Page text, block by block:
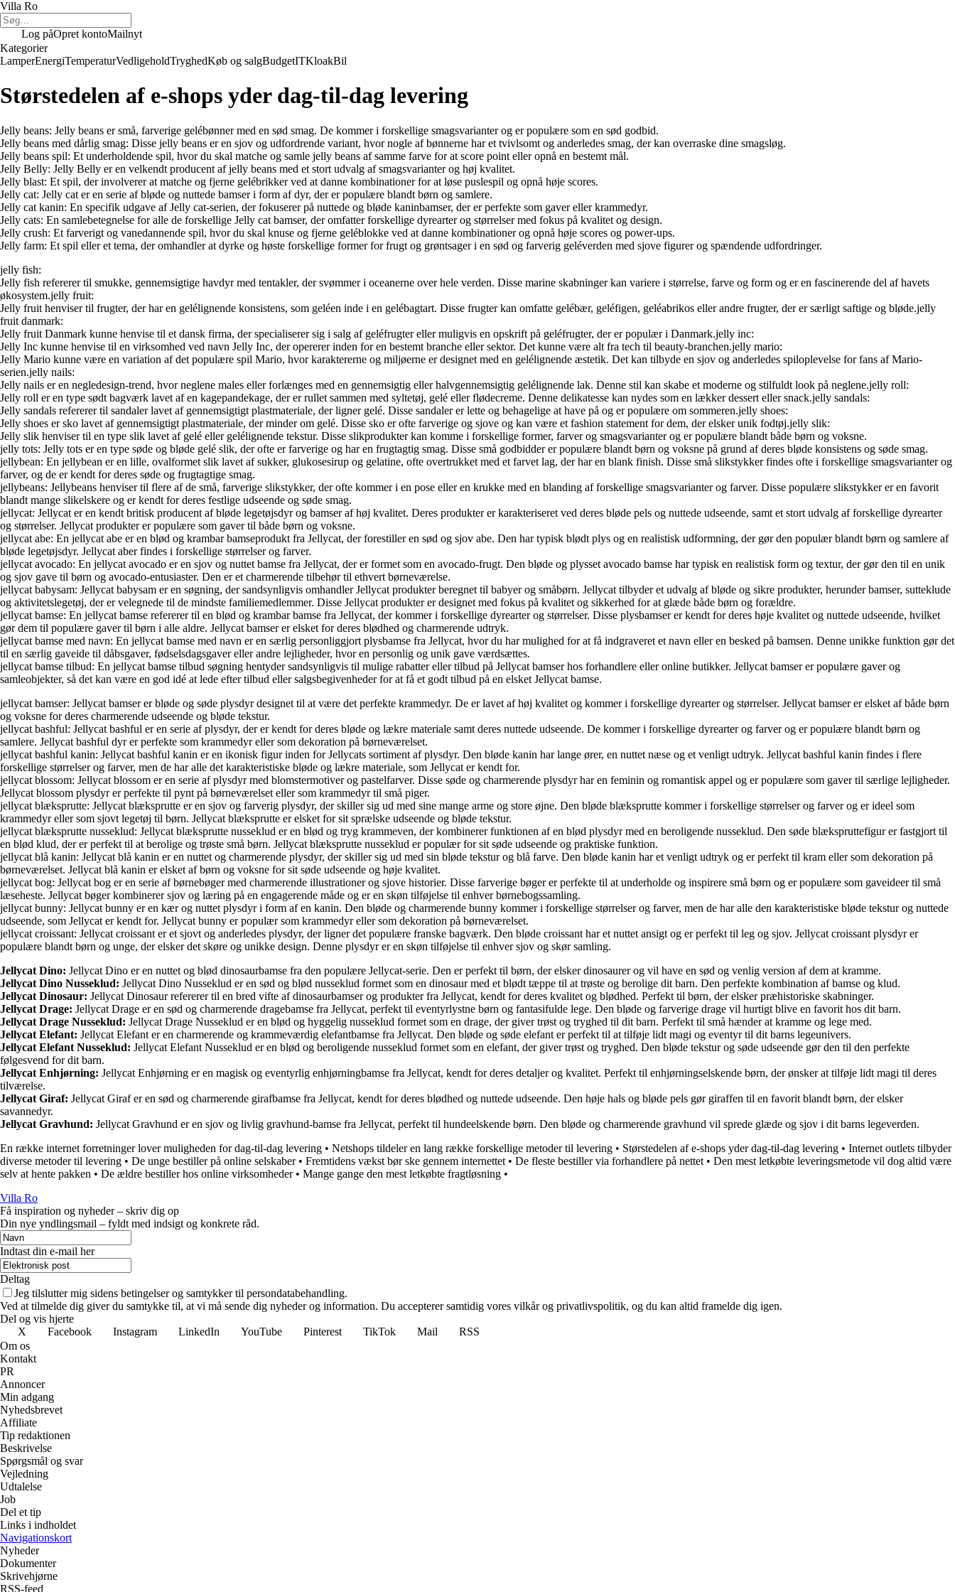
Villa Ro
Log påOpret kontoMailnyt
Kategorier
LamperEnergiTemperaturVedligeholdTryghedKøb og salgBudgetITKloakBil
Størstedelen af e-shops yder dag-til-dag levering
Jelly beans: Jelly beans er små, farverige gelébønner med en sød smag. De kommer i forskellige smagsvarianter og er populære som en sød godbid.
Jelly beans med dårlig smag: Disse jelly beans er en sjov og udfordrende variant, hvor nogle af bønnerne har et tvivlsomt og anderledes smag, der kan overraske dine smagsløg.
Jelly beans spil: Et underholdende spil, hvor du skal matche og samle jelly beans af samme farve for at score point eller opnå en bestemt mål.
Jelly Belly: Jelly Belly er en velkendt producent af jelly beans med et stort udvalg af smagsvarianter og høj kvalitet.
Jelly blast: Et spil, der involverer at matche og fjerne gelébrikker ved at danne kombinationer for at løse puslespil og opnå høje scores.
Jelly cat: Jelly cat er en serie af bløde og nuttede bamser i form af dyr, der er populære blandt børn og samlere.
Jelly cat kanin: En specifik udgave af Jelly cat-serien, der fokuserer på nuttede og bløde kaninbamser, der er perfekte som gaver eller krammedyr.
Jelly cats: En samlebetegnelse for alle de forskellige Jelly cat bamser, der omfatter forskellige dyrearter og størrelser med fokus på kvalitet og design.
Jelly crush: Et farverigt og vanedannende spil, hvor du skal knuse og fjerne geléblokke ved at danne kombinationer og opnå høje scores og power-ups.
Jelly farm: Et spil eller et tema, der omhandler at dyrke og høste forskellige former for frugt og grøntsager i en sød og farverig geléverden med sjove figurer og spændende udfordringer.
jelly fish:
Jelly fish refererer til smukke, gennemsigtige havdyr med tentakler, der svømmer i oceanerne over hele verden. Disse marine skabninger kan variere i størrelse, farve og form og er en fascinerende del af havets
økosystem.jelly fruit:
Jelly fruit henviser til frugter, der har en gelélignende konsistens, som geléen inde i en gelébagtart. Disse frugter kan omfatte gelébær, geléfigen, geléabrikos eller andre frugter, der er særligt saftige og bløde.jelly
fruit danmark:
Jelly fruit Danmark kunne henvise til et dansk firma, der specialiserer sig i salg af geléfrugter eller muligvis en opskrift på geléfrugter, der er populær i Danmark.jelly inc:
Jelly Inc kunne henvise til en virksomhed ved navn Jelly Inc, der opererer inden for en bestemt branche eller sektor. Det kunne være alt fra tech til beauty-branchen.jelly mario:
Jelly Mario kunne være en variation af det populære spil Mario, hvor karaktererne og miljøerne er designet med en gelélignende æstetik. Det kan tilbyde en sjov og anderledes spiloplevelse for fans af Mario-
serien.jelly nails:
Jelly nails er en negledesign-trend, hvor neglene males eller forlænges med en gennemsigtig eller halvgennemsigtig gelélignende lak. Denne stil kan skabe et moderne og stilfuldt look på neglene.jelly roll:
Jelly roll er en type sødt bagværk lavet af en kagepandekage, der er rullet sammen med syltetøj, gelé eller flødecreme. Denne delikatesse kan nydes som en lækker dessert eller snack.jelly sandals:
Jelly sandals refererer til sandaler lavet af gennemsigtigt plastmateriale, der ligner gelé. Disse sandaler er lette og behagelige at have på og er populære om sommeren.jelly shoes:
Jelly shoes er sko lavet af gennemsigtigt plastmateriale, der minder om gelé. Disse sko er ofte farverige og sjove og kan være et fashion statement for dem, der elsker unik fodtøj.jelly slik:
Jelly slik henviser til en type slik lavet af gelé eller gelélignende tekstur. Disse slikprodukter kan komme i forskellige former, farver og smagsvarianter og er populære blandt både børn og voksne.
jelly tots: Jelly tots er en type søde og bløde gelé slik, der ofte er farverige og har en frugtagtig smag. Disse små godbidder er populære blandt børn og voksne på grund af deres bløde konsistens og søde smag.
jellybean: En jellybean er en lille, ovalformet slik lavet af sukker, glukosesirup og gelatine, ofte overtrukket med et farvet lag, der har en blank finish. Disse små slikstykker findes ofte i forskellige smagsvarianter og
farver, og de er kendt for deres søde og frugtagtige smag.
jellybeans: Jellybeans henviser til flere af de små, farverige slikstykker, der ofte kommer i en pose eller en krukke med en blanding af forskellige smagsvarianter og farver. Disse populære slikstykker er en favorit
blandt mange slikelskere og er kendt for deres festlige udseende og søde smag.
jellycat: Jellycat er en kendt britisk producent af bløde legetøjsdyr og bamser af høj kvalitet. Deres produkter er karakteriseret ved deres bløde pels og nuttede udseende, samt et stort udvalg af forskellige dyrearter
og størrelser. Jellycat produkter er populære som gaver til både børn og voksne.
jellycat abe: En jellycat abe er en blød og krambar bamseprodukt fra Jellycat, der forestiller en sød og sjov abe. Den har typisk blødt plys og en realistisk udformning, der gør den populær blandt børn og samlere af
bløde legetøjsdyr. Jellycat aber findes i forskellige størrelser og farver.
jellycat avocado: En jellycat avocado er en sjov og nuttet bamse fra Jellycat, der er formet som en avocado-frugt. Den bløde og plysset avocado bamse har typisk en realistisk form og textur, der gør den til en unik
og sjov gave til børn og avocado-entusiaster. Den er et charmerende tilbehør til ethvert børneværelse.
jellycat babysam: Jellycat babysam er en søgning, der sandsynligvis omhandler Jellycat produkter beregnet til babyer og småbørn. Jellycat tilbyder et udvalg af bløde og sikre produkter, herunder bamser, sutteklude
og aktivitetslegetøj, der er velegnede til de mindste familiemedlemmer. Disse Jellycat produkter er designet med fokus på kvalitet og sikkerhed for at glæde både børn og forældre.
jellycat bamse: En jellycat bamse refererer til en blød og krambar bamse fra Jellycat, der kommer i forskellige dyrearter og størrelser. Disse plysbamser er kendt for deres høje kvalitet og nuttede udseende, hvilket
gør dem til populære gaver til børn i alle aldre. Jellycat bamser er elsket for deres blødhed og charmerende udtryk.
jellycat bamse med navn: En jellycat bamse med navn er en særlig personliggjort plysbamse fra Jellycat, hvor du har mulighed for at få indgraveret et navn eller en besked på bamsen. Denne unikke funktion gør det
til en særlig gaveide til dåbsgaver, fødselsdagsgaver eller andre lejligheder, hvor en personlig og unik gave værdsættes.
jellycat bamse tilbud: En jellycat bamse tilbud søgning hentyder sandsynligvis til mulige rabatter eller tilbud på Jellycat bamser hos forhandlere eller online butikker. Jellycat bamser er populære gaver og
samleobjekter, så det kan være en god idé at lede efter tilbud eller salgsbegivenheder for at få et godt tilbud på en elsket Jellycat bamse.
jellycat bamser: Jellycat bamser er bløde og søde plysdyr designet til at være det perfekte krammedyr. De er lavet af høj kvalitet og kommer i forskellige dyrearter og størrelser. Jellycat bamser er elsket af både børn
og voksne for deres charmerende udseende og bløde tekstur.
jellycat bashful: Jellycat bashful er en serie af plysdyr, der er kendt for deres bløde og lækre materiale samt deres nuttede udseende. De kommer i forskellige dyrearter og farver og er populære blandt børn og
samlere. Jellycat bashful dyr er perfekte som krammedyr eller som dekoration på børneværelset.
jellycat bashful kanin: Jellycat bashful kanin er en ikonisk figur inden for Jellycats sortiment af plysdyr. Den bløde kanin har lange ører, en nuttet næse og et venligt udtryk. Jellycat bashful kanin findes i flere
forskellige størrelser og farver, men de har alle det karakteristiske bløde og lækre materiale, som Jellycat er kendt for.
jellycat blossom: Jellycat blossom er en serie af plysdyr med blomstermotiver og pastelfarver. Disse søde og charmerende plysdyr har en feminin og romantisk appel og er populære som gaver til særlige lejligheder.
Jellycat blossom plysdyr er perfekte til pynt på børneværelset eller som krammedyr til små piger.
jellycat blæksprutte: Jellycat blæksprutte er en sjov og farverig plysdyr, der skiller sig ud med sine mange arme og store øjne. Den bløde blæksprutte kommer i forskellige størrelser og farver og er ideel som
krammedyr eller som sjovt legetøj til børn. Jellycat blæksprutte er elsket for sit sprælske udseende og bløde tekstur.
jellycat blæksprutte nusseklud: Jellycat blæksprutte nusseklud er en blød og tryg krammeven, der kombinerer funktionen af en blød plysdyr med en beroligende nusseklud. Den søde blækspruttefigur er fastgjort til
en blød klud, der er perfekt til at berolige og trøste små børn. Jellycat blæksprutte nusseklud er populær for sit søde udseende og praktiske funktion.
jellycat blå kanin: Jellycat blå kanin er en nuttet og charmerende plysdyr, der skiller sig ud med sin bløde tekstur og blå farve. Den bløde kanin har et venligt udtryk og er perfekt til kram eller som dekoration på
børneværelset. Jellycat blå kanin er elsket af børn og voksne for sit søde udseende og høje kvalitet.
jellycat bog: Jellycat bog er en serie af børnebøger med charmerende illustrationer og sjove historier. Disse farverige bøger er perfekte til at underholde og inspirere små børn og er populære som gaveideer til små
læseheste. Jellycat bøger kombinerer sjov og læring på en engagerende måde og er en skøn tilføjelse til enhver børnebogssamling.
jellycat bunny: Jellycat bunny er en kær og nuttet plysdyr i form af en kanin. Den bløde og charmerende bunny kommer i forskellige størrelser og farver, men de har alle den karakteristiske bløde tekstur og nuttede
udseende, som Jellycat er kendt for. Jellycat bunny er populær som krammedyr eller som dekoration på børneværelset.
jellycat croissant: Jellycat croissant er et sjovt og anderledes plysdyr, der ligner det populære franske bagværk. Den bløde croissant har et nuttet ansigt og er perfekt til leg og sjov. Jellycat croissant plysdyr er
populære blandt børn og unge, der elsker det skøre og unikke design. Denne plysdyr er en skøn tilføjelse til enhver sjov og skør samling.
Jellycat Dino: Jellycat Dino er en nuttet og blød dinosaurbamse fra den populære Jellycat-serie. Den er perfekt til børn, der elsker dinosaurer og vil have en sød og venlig version af dem at kramme.
Jellycat Dino Nusseklud: Jellycat Dino Nusseklud er en sød og blød nusseklud formet som en dinosaur med et blødt tæppe til at trøste og berolige dit barn. Den perfekte kombination af bamse og klud.
Jellycat Dinosaur: Jellycat Dinosaur refererer til en bred vifte af dinosaurbamser og produkter fra Jellycat, kendt for deres kvalitet og blødhed. Perfekt til børn, der elsker præhistoriske skabninger.
Jellycat Drage: Jellycat Drage er en sød og charmerende dragebamse fra Jellycat, perfekt til eventyrlystne børn og fantasifulde lege. Den bløde og farverige drage vil hurtigt blive en favorit hos dit barn.
Jellycat Drage Nusseklud: Jellycat Drage Nusseklud er en blød og hyggelig nusseklud formet som en drage, der giver trøst og tryghed til dit barn. Perfekt til små hænder at kramme og lege med.
Jellycat Elefant: Jellycat Elefant er en charmerende og krammeværdig elefantbamse fra Jellycat. Den bløde og søde elefant er perfekt til at tilføje lidt magi og eventyr til dit barns legeunivers.
Jellycat Elefant Nusseklud: Jellycat Elefant Nusseklud er en blød og beroligende nusseklud formet som en elefant, der giver trøst og tryghed. Den bløde tekstur og søde udseende gør den til den perfekte
følgesvend for dit barn.
Jellycat Enhjørning: Jellycat Enhjørning er en magisk og eventyrlig enhjørningbamse fra Jellycat, kendt for deres detaljer og kvalitet. Perfekt til enhjørningselskende børn, der ønsker at tilføje lidt magi til deres
tilværelse.
Jellycat Giraf: Jellycat Giraf er en sød og charmerende girafbamse fra Jellycat, kendt for deres blødhed og nuttede udseende. Den høje hals og bløde pels gør giraffen til en favorit blandt børn, der elsker
savannedyr.
Jellycat Gravhund: Jellycat Gravhund er en sjov og livlig gravhund-bamse fra Jellycat, perfekt til hundeelskende børn. Den bløde og charmerende gravhund vil sprede glæde og sjov i dit barns legeverden.
En række internet forretninger lover muligheden for dag-til-dag levering • Netshops tildeler en lang række forskellige metoder til levering • Størstedelen af e-shops yder dag-til-dag levering • Internet outlets tilbyder
diverse metoder til levering • De unge bestiller på online selskaber• Fremtidens vækst bør ske gennem internettet • De fleste bestiller via forhandlere på nettet • Den mest letkøbte leveringsmetode vil dog altid være
selv at hente pakken • De ældre bestiller hos online virksomheder• Mange gange den mest letkøbte fragtløsning •
Villa Ro
Få inspiration og nyheder – skriv dig op
Din nye yndlingsmail – fyldt med indsigt og konkrete råd.
Indtast din e-mail her
Deltag
Jeg tilslutter mig sidens betingelser og samtykker til persondatabehandling.
Ved at tilmelde dig giver du samtykke til, at vi må sende dig nyheder og information. Du accepterer samtidig vores vilkår og privatlivspolitik, og du kan altid framelde dig igen.
Del og vis hjerte
X
Facebook Instagram LinkedIn YouTube Pinterest TikTok Mail
RSS
Om os
Kontakt
PR
Annoncer
Min adgang
Nyhedsbrevet
Affiliate
Tip redaktionen
Beskrivelse
Spørgsmål og svar
Vejledning
Udtalelse
Job
Del et tip
Links i indholdet
Navigationskort
Nyheder
Dokumenter
Skrivehjørne
RSS-feed